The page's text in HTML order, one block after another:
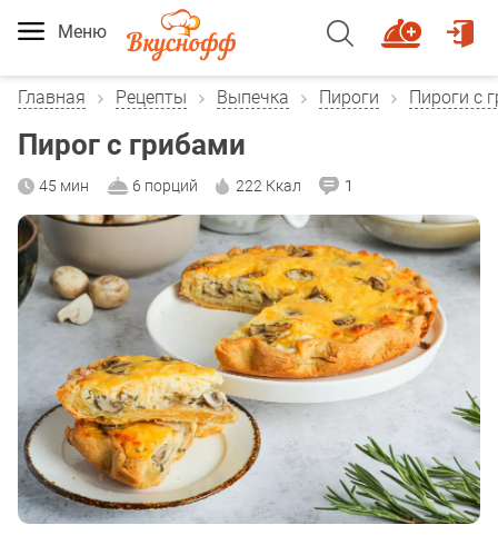
Меню
Главная Рецепты Выпечка Пироги Пироги с
Пирог с грибами
45 мин 6 порций 222 Ккал 1